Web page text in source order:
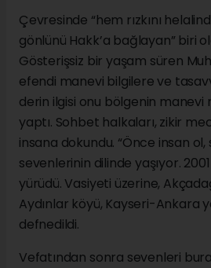
Çevresinde “hem rızkını
gönlünü Hakk’a bağlayan” biri
Gösterişsiz bir yaşam süren
efendi manevi bilgilere ve
derin ilgisi onu bölgenin
yaptı. Sohbet halkaları, zikir
insana dokundu. “Önce insan ol,
sevenlerinin dilinde yaşıyor. 2001
yürüdü. Vasiyeti üzerine,
Aydınlar köyü, Kayseri-Ankara
defnedildi.
Vefatından sonra sevenleri